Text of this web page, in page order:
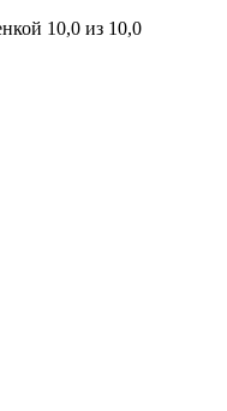
10,0 из 10,0